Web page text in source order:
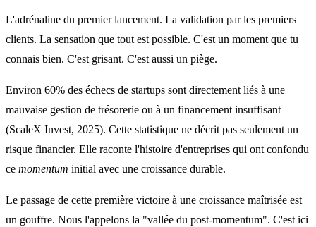
L'adrénaline du premier lancement. La validation par les premiers
clients. La sensation que tout est possible. C'est un moment que tu
connais bien. C'est grisant. C'est aussi un piège.
Environ 60% des échecs de startups sont directement liés à une
mauvaise gestion de trésorerie ou à un financement insuffisant
(ScaleX Invest, 2025). Cette statistique ne décrit pas seulement un
risque financier. Elle raconte l'histoire d'entreprises qui ont confondu
ce momentum initial avec une croissance durable.
Le passage de cette première victoire à une croissance maîtrisée est
un gouffre. Nous l'appelons la "vallée du post-momentum". C'est ici